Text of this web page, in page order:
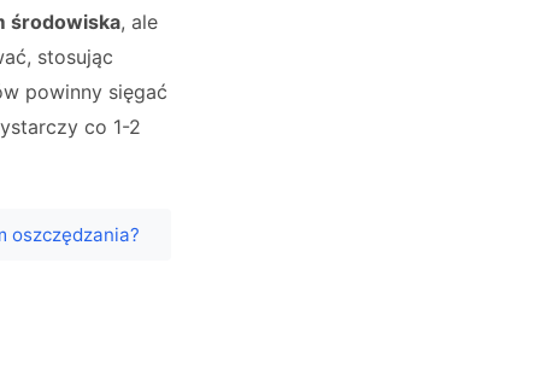
środowiska, ale
stosując
powinny sięgać
co 1-2
oszczędzania?